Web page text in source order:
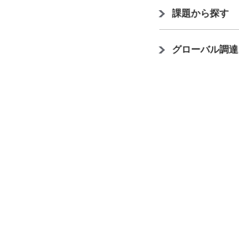
課題から探す
グローバル調達